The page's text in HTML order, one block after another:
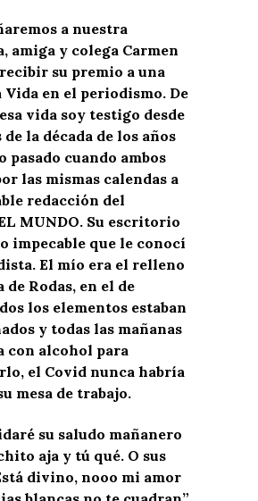
a nuestra
amiga y colega Carmen
su premio a una
Vida en el periodismo. De
vida soy testigo desde
la década de los años
pasado cuando ambos
las mismas calendas a
redacción del
MUNDO. Su escritorio
impecable que le conocí
El mío era el relleno
de Rodas, en el de
los elementos estaban
y todas las mañanas
con alcohol para
el Covid nunca habría
mesa de trabajo.
su saludo mañanero
aja y tú qué. O sus
divino, nooo mi amor